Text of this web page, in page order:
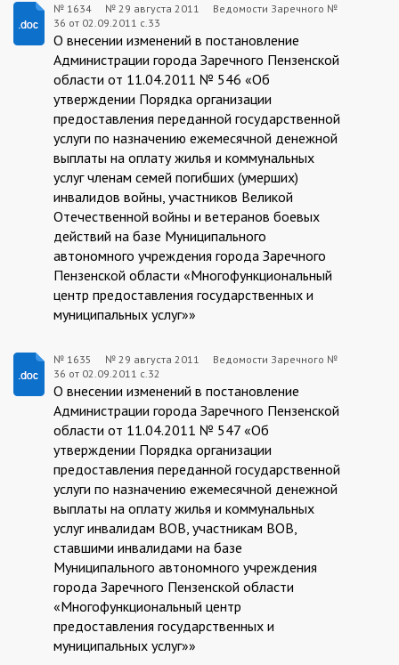
1634:2011-
№ 1634 № 29 августа 2011
Ведомости Заречного №
36 от 02.09.2011 с.33
О внесении изменений в постановление
Администрации города Заречного Пензенской
области от 11.04.2011 № 546 «Об
утверждении Порядка организации
предоставления переданной государственной
услуги по назначению ежемесячной денежной
выплаты на оплату жилья и коммунальных
услуг членам семей погибших (умерших)
инвалидов войны, участников Великой
Отечественной войны и ветеранов боевых
действий на базе Муниципального
автономного учреждения города Заречного
Пензенской области «Многофункциональный
центр предоставления государственных и
муниципальных услуг»»
1635:2011-
№ 1635 № 29 августа 2011
Ведомости Заречного №
36 от 02.09.2011 с.32
О внесении изменений в постановление
Администрации города Заречного Пензенской
области от 11.04.2011 № 547 «Об
утверждении Порядка организации
предоставления переданной государственной
услуги по назначению ежемесячной денежной
выплаты на оплату жилья и коммунальных
услуг инвалидам ВОВ, участникам ВОВ,
ставшими инвалидами на базе
Муниципального автономного учреждения
города Заречного Пензенской области
«Многофункциональный центр
предоставления государственных и
муниципальных услуг»»